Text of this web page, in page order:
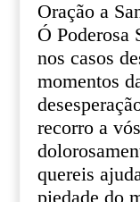
Oração a
Ó Poderosa
nos casos
momentos
recorro a
quereis
piedade do